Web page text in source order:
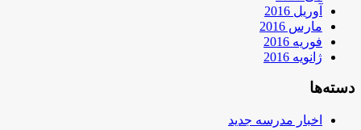
آوریل 2016
مارس 2016
فوریه 2016
ژانویه 2016
دسته‌ها
اخبار مدرسه جدید